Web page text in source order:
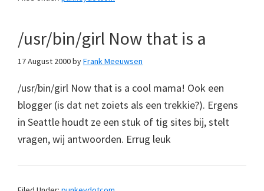
/usr/bin/girl Now that is a
17 August 2000byFrank Meeuwsen
/usr/bin/girl Now that is a cool mama! Ook een
blogger (is dat net zoiets als een trekkie?). Ergens
in Seattle houdt ze een stuk of tig sites bij, stelt
vragen, wij antwoorden. Errug leuk